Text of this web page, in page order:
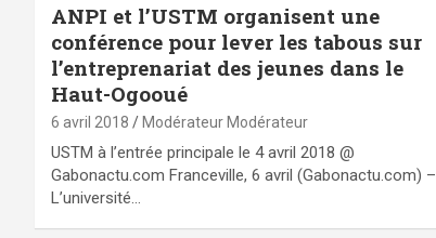
ANPI et l’USTM organisent une
conférence pour lever les tabous sur
l’entreprenariat des jeunes dans le
Haut-Ogooué
6 avril 2018 Modérateur Modérateur
USTM à l’entrée principale le 4 avril 2018 @
Gabonactu.com Franceville, 6 avril (Gabonactu.com) –
L’université…